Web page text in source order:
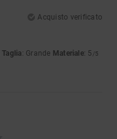
Acquisto verificato
Taglia: Grande Materiale: 5 /5